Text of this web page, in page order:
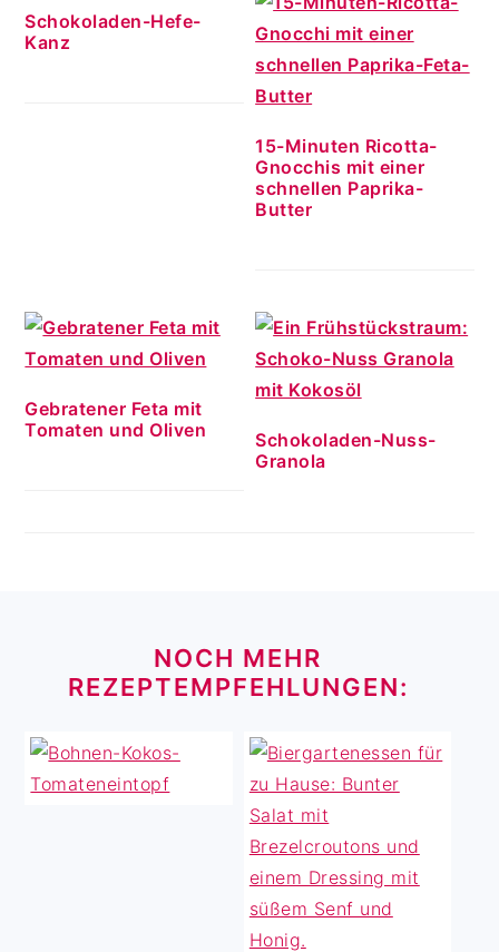
Schokoladen-Hefe-
Kanz
15-Minuten Ricotta-
Gnocchis mit einer
schnellen Paprika-
Butter
Gebratener Feta mit
Tomaten und Oliven
Schokoladen-Nuss-
Granola
NOCH MEHR
REZEPTEMPFEHLUNGEN: